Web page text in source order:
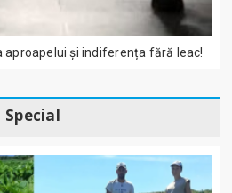
aproapelui și indiferența fără leac!
Special